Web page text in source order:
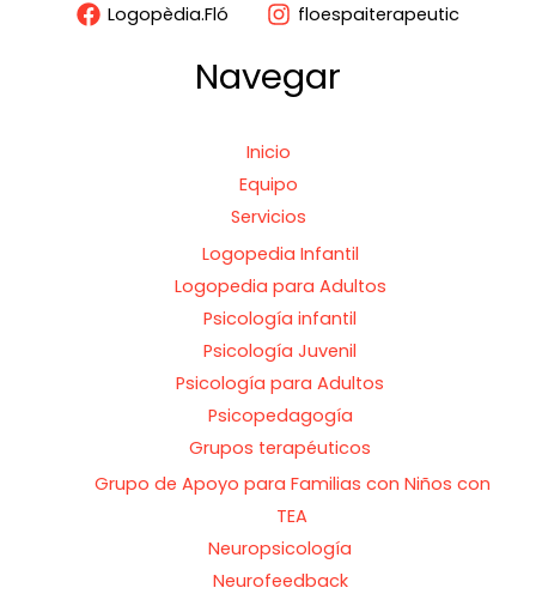
Logopèdia.Fló floespaiterapeutic
Navegar
Inicio
Equipo
Servicios
Logopedia Infantil
Logopedia para Adultos
Psicología infantil
Psicología Juvenil
Psicología para Adultos
Psicopedagogía
Grupos terapéuticos
Grupo de Apoyo para Familias con Niños con
TEA
Neuropsicología
Neurofeedback